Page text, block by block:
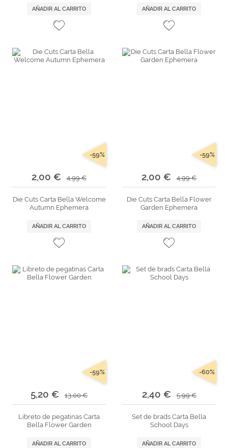
AÑADIR AL CARRITO AÑADIR AL CARRITO
2,00 € 4,99 €
-59%
Die Cuts Carta Bella Welcome
Autumn Ephemera
AÑADIR AL CARRITO
2,00 € 4,99 €
-59%
Die Cuts Carta Bella Flower
Garden Ephemera
AÑADIR AL CARRITO
5,20 € 13,00 €
-59%
Libreto de pegatinas Carta
Bella Flower Garden
AÑADIR AL CARRITO
2,40 € 5,99 €
-60%
Set de brads Carta Bella
School Days
AÑADIR AL CARRITO